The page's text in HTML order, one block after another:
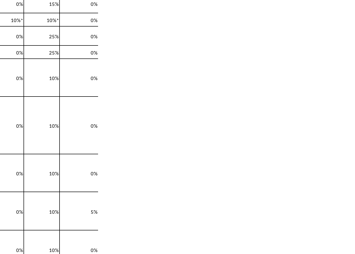
0% 15% 0%
10%* 10%* 0%
0% 25% 0%
0% 25% 0%
0% 10% 0%
0% 10% 0%
0% 10% 0%
0% 10% 5%
0% 10% 0%